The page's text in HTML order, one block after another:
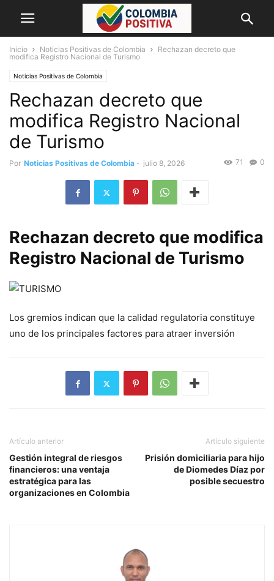
Inicio Noticias Positivas de Colombia
Rechazan decreto que
modifica Registro Nacional de Turismo
Noticias Positivas de Colombia
Rechazan decreto que
modifica Registro Nacional
de Turismo
Por Noticias Positivas de Colombia - julio 8, 2026 0
71
Rechazan decreto que modifica
Registro Nacional de Turismo
Los gremios indican que la calidad regulatoria constituye
uno de los principales factores para atraer inversión
Artículo anterior
Gestión integral de riesgos
financieros: una ventaja
estratégica para las
organizaciones en Colombia
Artículo siguiente
Prisión domiciliaria para hijo
de Diomedes Díaz por
posible secuestro